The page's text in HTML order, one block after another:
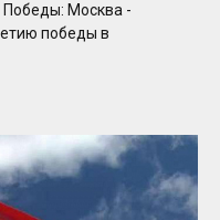
Москва -
победы в